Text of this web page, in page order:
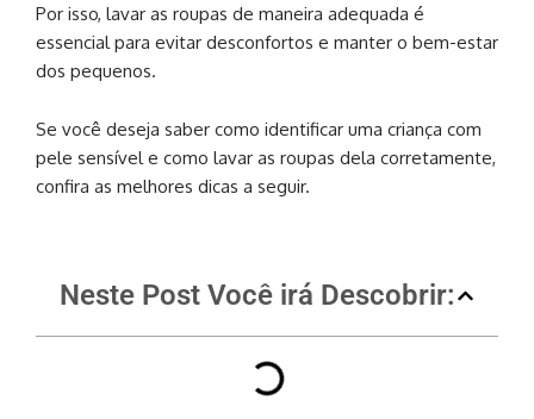
Por isso, lavar as roupas de maneira adequada é
essencial para evitar desconfortos e manter o bem-estar
dos pequenos.
Se você deseja saber como identificar uma criança com
pele sensível e como lavar as roupas dela corretamente,
confira as melhores dicas a seguir.
Neste Post Você irá Descobrir: